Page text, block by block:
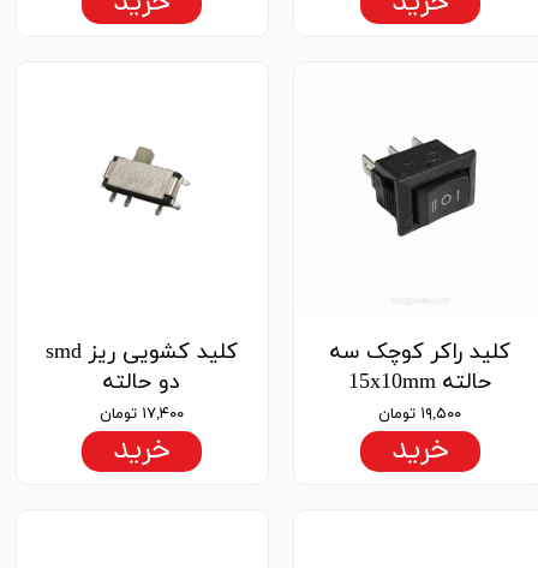
کلید راکر کوچک سه
حالته 15x10mm
۱۹,۵۰۰ تومان
خرید
کلید کشویی ریز smd
دو حالته
۱۷,۴۰۰ تومان
خرید